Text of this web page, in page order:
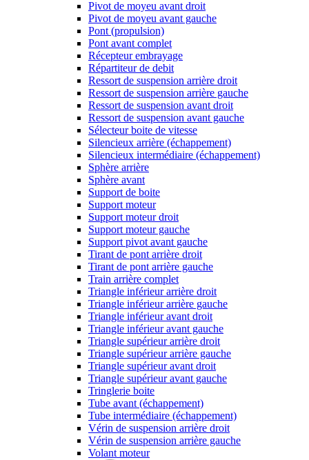
Pivot de moyeu avant droit
Pivot de moyeu avant gauche
Pont (propulsion)
Pont avant complet
Récepteur embrayage
Répartiteur de debit
Ressort de suspension arrière droit
Ressort de suspension arrière gauche
Ressort de suspension avant droit
Ressort de suspension avant gauche
Sélecteur boite de vitesse
Silencieux arrière (échappement)
Silencieux intermédiaire (échappement)
Sphère arrière
Sphère avant
Support de boite
Support moteur
Support moteur droit
Support moteur gauche
Support pivot avant gauche
Tirant de pont arrière droit
Tirant de pont arrière gauche
Train arrière complet
Triangle inférieur arrière droit
Triangle inférieur arrière gauche
Triangle inférieur avant droit
Triangle inférieur avant gauche
Triangle supérieur arrière droit
Triangle supérieur arrière gauche
Triangle supérieur avant droit
Triangle supérieur avant gauche
Tringlerie boite
Tube avant (échappement)
Tube intermédiaire (échappement)
Vérin de suspension arrière droit
Vérin de suspension arrière gauche
Volant moteur